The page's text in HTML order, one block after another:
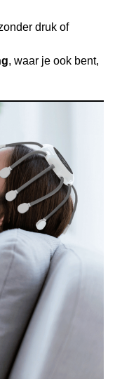
druk of
, waar je ook bent,